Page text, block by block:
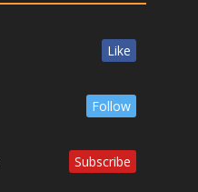
Like
Follow
Subscribe